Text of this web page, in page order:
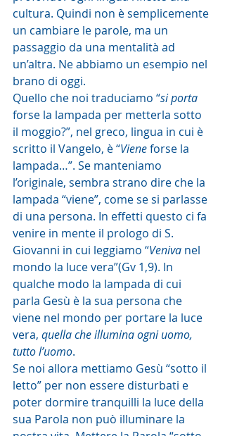
cultura. Quindi non è semplicemente
un cambiare le parole, ma un
passaggio da una mentalità ad
un’altra. Ne abbiamo un esempio nel
brano di oggi.
Quello che noi traduciamo “si porta
forse la lampada per metterla sotto
il moggio?”, nel greco, lingua in cui è
scritto il Vangelo, è “Viene forse la
lampada…”. Se manteniamo
l’originale, sembra strano dire che la
lampada “viene”, come se si parlasse
di una persona. In effetti questo ci fa
venire in mente il prologo di S.
Giovanni in cui leggiamo “Veniva nel
mondo la luce vera”(Gv 1,9). In
qualche modo la lampada di cui
parla Gesù è la sua persona che
viene nel mondo per portare la luce
vera, quella che illumina ogni uomo,
tutto l’uomo.
Se noi allora mettiamo Gesù “sotto il
letto” per non essere disturbati e
poter dormire tranquilli la luce della
sua Parola non può illuminare la